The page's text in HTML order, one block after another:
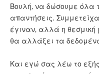
Βουλή, να δώσουμε όλα
απαντήσεις.
έγιναν, αλλά η θεσμική
θα αλλάξει τα
Και εγώ σας λέω το